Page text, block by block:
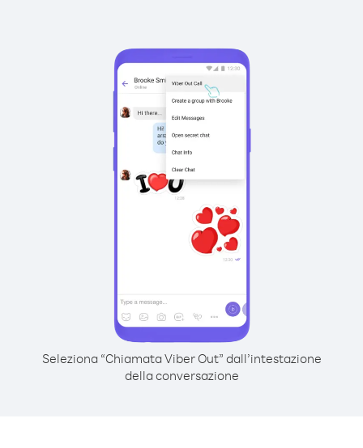
Seleziona “Chiamata Viber Out” dall’intestazione
della conversazione